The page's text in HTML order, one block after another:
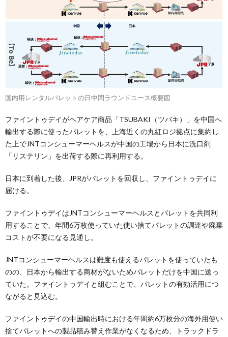
国内用レンタルパレットの日中間ラウンドユース概要図
ファイントゥデイがヘアケア商品「TSUBAKI（ツバキ）」を中国へ
輸出する際に使ったパレットを、上海近くの丸紅ロジ拠点に集約し
た上でJNTコンシューマーヘルスが中国の工場から日本に洗口剤
「リステリン」を出荷する際に再利用する。
日本に到着した後、JPRがパレットを回収し、ファイントゥデイに
届ける。
ファイントゥデイはJNTコンシューマーヘルスとパレットを共同利
用することで、年間6万枚使っていた使い捨てパレットの調達や廃棄
コストが不要になる見通し。
JNTコンシューマーヘルスは難度も使えるパレットを使っていたも
のの、日本から輸出する商材がないためパレットだけを中国に送っ
ていた。ファイントゥデイと組むことで、パレットの有効活用につ
ながると見込む。
ファイントゥデイの中国輸出時における年間約6万枚分の海外用使い
捨てパレットへの製品積み替え作業がなくなるため、トラックドラ